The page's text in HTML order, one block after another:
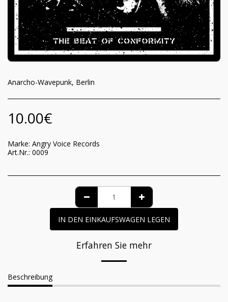
Anarcho-Wavepunk, Berlin
10.00€
Marke: Angry Voice Records
Art.Nr.: 0009
IN DEN EINKAUFSWAGEN LEGEN
Erfahren Sie mehr
Beschreibung